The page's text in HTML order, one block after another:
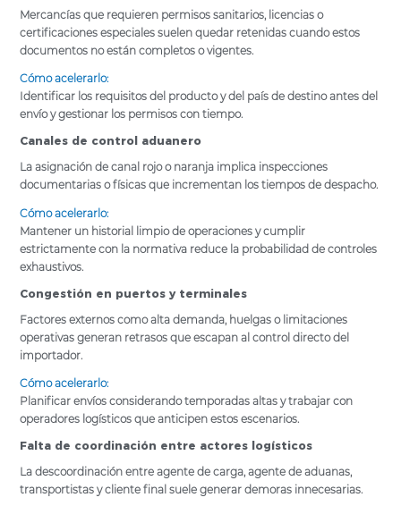
Mercancías que requieren permisos sanitarios, licencias o
certificaciones especiales suelen quedar retenidas cuando estos
documentos no están completos o vigentes.
Cómo acelerarlo:
Identificar los requisitos del producto y del país de destino antes del
envío y gestionar los permisos con tiempo.
Canales de control aduanero
La asignación de canal rojo o naranja implica inspecciones
documentarias o físicas que incrementan los tiempos de despacho.
Cómo acelerarlo:
Mantener un historial limpio de operaciones y cumplir
estrictamente con la normativa reduce la probabilidad de controles
exhaustivos.
Congestión en puertos y terminales
Factores externos como alta demanda, huelgas o limitaciones
operativas generan retrasos que escapan al control directo del
importador.
Cómo acelerarlo:
Planificar envíos considerando temporadas altas y trabajar con
operadores logísticos que anticipen estos escenarios.
Falta de coordinación entre actores logísticos
La descoordinación entre agente de carga, agente de aduanas,
transportistas y cliente final suele generar demoras innecesarias.